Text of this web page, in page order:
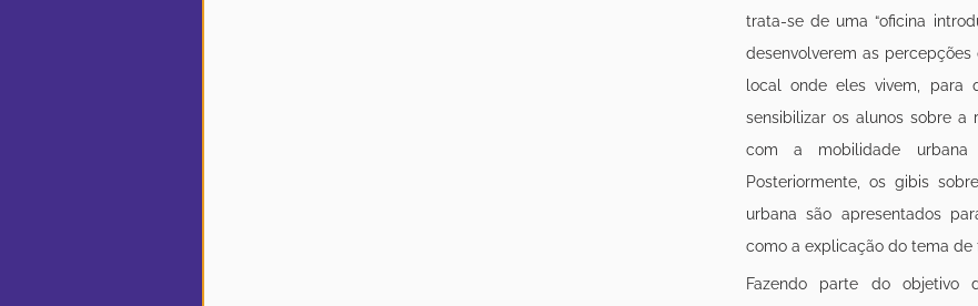
trata-se de uma “oficina
desenvolverem as
local onde eles vivem, para
sensibilizar os alunos sobre a
com a mobilidade urbana
Posteriormente, os gibis
urbana são apresentados
como a explicação do tema de
Fazendo parte do objetivo